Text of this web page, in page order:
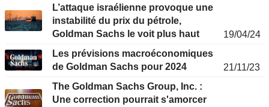
L’attaque israélienne provoque une
instabilité du prix du pétrole,
Goldman Sachs le voit plus haut
19/04/24
Les prévisions macroéconomiques
de Goldman Sachs pour 2024
21/11/23
The Goldman Sachs Group, Inc. :
Une correction pourrait s'amorcer